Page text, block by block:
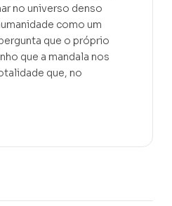
no universo denso
como um
que o próprio
que a mandala nos
que, no